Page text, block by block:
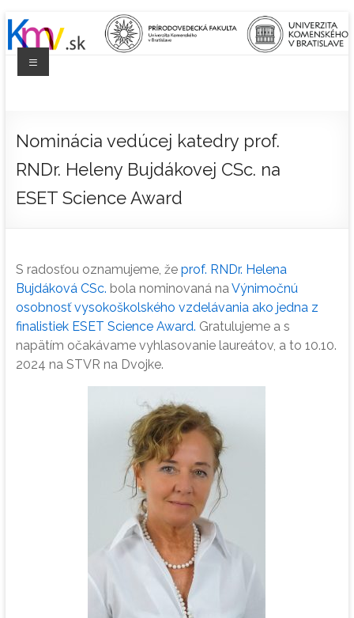
Prejsť
na
obsah
a
virológie
Menu
Nominácia vedúcej katedry prof.
RNDr. Heleny Bujdákovej CSc. na
ESET Science Award
S radosťou oznamujeme, že prof. RNDr. Helena
Bujdáková CSc. bola nominovaná na Výnimočnú
osobnosť vysokoškolského vzdelávania ako jedna z
finalistiek ESET Science Award. Gratulujeme a s
napätím očakávame vyhlasovanie laureátov, a to 10.10.
2024 na STVR na Dvojke.